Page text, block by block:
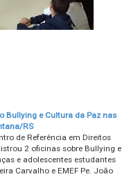
Bullying e Cultura da Paz nas
RS
de Referência em Direitos
2 oficinas sobre Bullying e
e adolescentes estudantes
Carvalho e EMEF Pe. João